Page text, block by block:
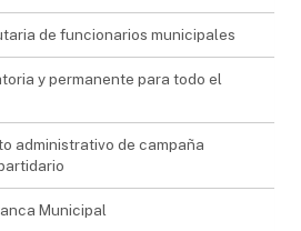
de funcionarios municipales
y permanente para todo el
administrativo de campaña
Municipal